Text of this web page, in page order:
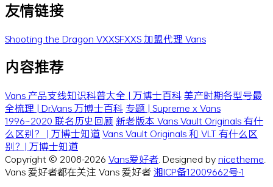
友情链接
Shooting the Dragon VXXSFXXS加盟代理 Vans
内容推荐
Vans 产品支线知识科普大全 | 万博士百科美产时期各型号最
全梳理 | Dr.Vans 万博士百科 专题 | Supreme x Vans
1996~2020 联名历史回顾 新老版本 Vans Vault Originals 有什
么区别？ | 万博士知道Vans Vault Originals 和 VLT 有什么区
别？| 万博士知道
Copyright © 2008-2026 Vans爱好者 . Designed bynicetheme
Vans 爱好者都在关注 Vans 爱好者湘ICP备12009662号-1